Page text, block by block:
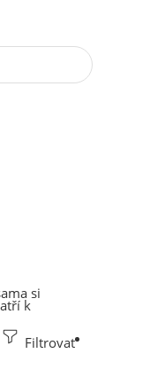
si
k
Filtrovat